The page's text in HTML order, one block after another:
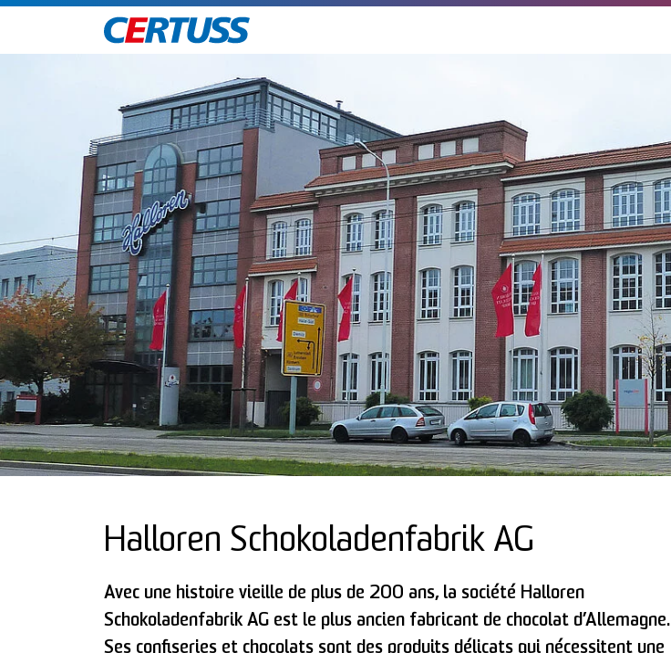
Halloren Schokoladenfabrik AG
Avec une histoire vieille de plus de 200 ans, la société Halloren
Schokoladenfabrik AG est le plus ancien fabricant de chocolat d’Allemagne.
Ses confiseries et chocolats sont des produits délicats qui nécessitent une